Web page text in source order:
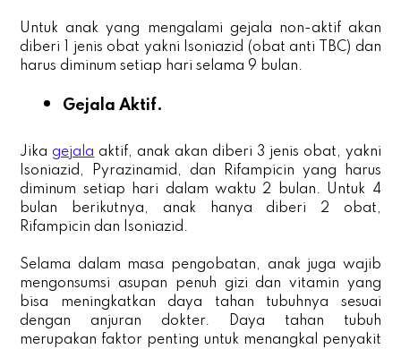
Untuk anak yang mengalami gejala non-aktif akan
diberi 1 jenis obat yakni Isoniazid (obat anti TBC) dan
harus diminum setiap hari selama 9 bulan.
Gejala Aktif.
Jika gejala aktif, anak akan diberi 3 jenis obat, yakni
Isoniazid, Pyrazinamid, dan Rifampicin yang harus
diminum setiap hari dalam waktu 2 bulan. Untuk 4
bulan berikutnya, anak hanya diberi 2 obat,
Rifampicin dan Isoniazid.
Selama dalam masa pengobatan, anak juga wajib
mengonsumsi asupan penuh gizi dan vitamin yang
bisa meningkatkan daya tahan tubuhnya sesuai
dengan anjuran dokter. Daya tahan tubuh
merupakan faktor penting untuk menangkal penyakit